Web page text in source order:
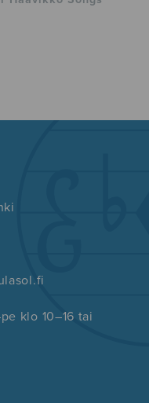
klo 10–16 tai